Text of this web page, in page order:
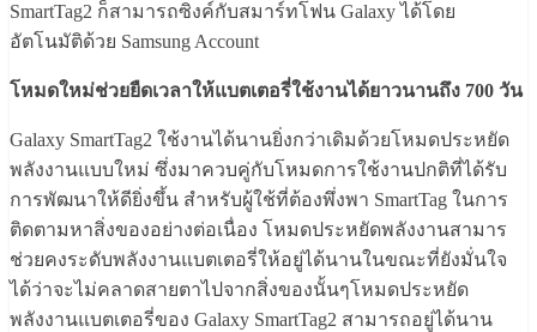
SmartTag2 ก็สามารถซิงค์กับสมาร์ทโฟน Galaxy ได้โดย
อัตโนมัติด้วย Samsung Account
โหมดใหม่ช่วยยืดเวลาให้แบตเตอรี่ใช้งานได้ยาวนานถึง 700 วัน
Galaxy SmartTag2 ใช้งานได้นานยิ่งกว่าเดิมด้วยโหมดประหยัด
พลังงานแบบใหม่ ซึ่งมาควบคู่กับโหมดการใช้งานปกติที่ได้รับ
การพัฒนาให้ดียิ่งขึ้น สำหรับผู้ใช้ที่ต้องพึ่งพา SmartTag ในการ
ติดตามหาสิ่งของอย่างต่อเนื่อง โหมดประหยัดพลังงานสามาร
ช่วยคงระดับพลังงานแบตเตอรี่ให้อยู่ได้นานในขณะที่ยังมั่นใจ
ได้ว่าจะไม่คลาดสายตาไปจากสิ่งของนั้นๆโหมดประหยัด
พลังงานแบตเตอรี่ของ Galaxy SmartTag2 สามารถอยู่ได้นาน